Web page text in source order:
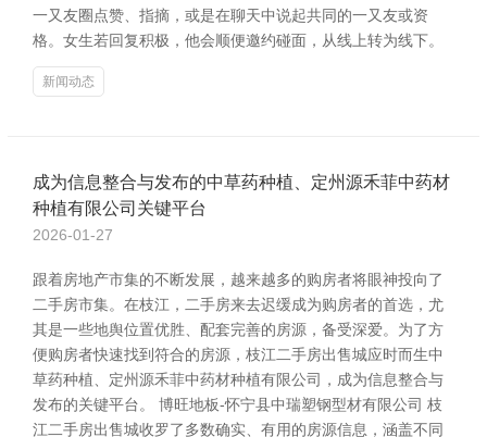
一又友圈点赞、指摘，或是在聊天中说起共同的一又友或资
格。女生若回复积极，他会顺便邀约碰面，从线上转为线下。
新闻动态
成为信息整合与发布的中草药种植、定州源禾菲中药材
种植有限公司关键平台
2026-01-27
跟着房地产市集的不断发展，越来越多的购房者将眼神投向了
二手房市集。在枝江，二手房来去迟缓成为购房者的首选，尤
其是一些地舆位置优胜、配套完善的房源，备受深爱。为了方
便购房者快速找到符合的房源，枝江二手房出售城应时而生中
草药种植、定州源禾菲中药材种植有限公司，成为信息整合与
发布的关键平台。 博旺地板-怀宁县中瑞塑钢型材有限公司 枝
江二手房出售城收罗了多数确实、有用的房源信息，涵盖不同